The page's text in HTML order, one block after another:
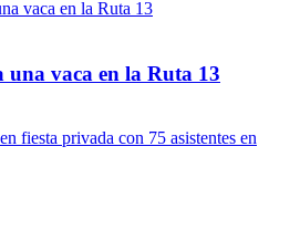
una vaca en la Ruta 13